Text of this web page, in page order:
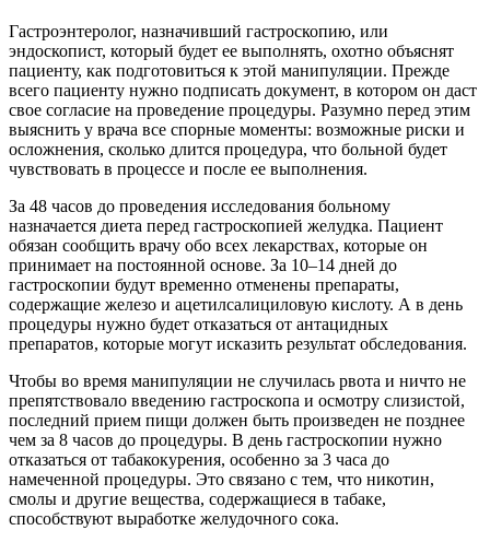
Гастроэнтеролог, назначивший гастроскопию, или
эндоскопист, который будет ее выполнять, охотно объяснят
пациенту, как подготовиться к этой манипуляции. Прежде
всего пациенту нужно подписать документ, в котором он даст
свое согласие на проведение процедуры. Разумно перед этим
выяснить у врача все спорные моменты: возможные риски и
осложнения, сколько длится процедура, что больной будет
чувствовать в процессе и после ее выполнения.
За 48 часов до проведения исследования больному
назначается диета перед гастроскопией желудка. Пациент
обязан сообщить врачу обо всех лекарствах, которые он
принимает на постоянной основе. За 10–14 дней до
гастроскопии будут временно отменены препараты,
содержащие железо и ацетилсалициловую кислоту. А в день
процедуры нужно будет отказаться от антацидных
препаратов, которые могут исказить результат обследования.
Чтобы во время манипуляции не случилась рвота и ничто не
препятствовало введению гастроскопа и осмотру слизистой,
последний прием пищи должен быть произведен не позднее
чем за 8 часов до процедуры. В день гастроскопии нужно
отказаться от табакокурения, особенно за 3 часа до
намеченной процедуры. Это связано с тем, что никотин,
смолы и другие вещества, содержащиеся в табаке,
способствуют выработке желудочного сока.